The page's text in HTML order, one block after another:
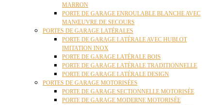
MARRON
PORTE DE GARAGE ENROULABLE BLANCHE AVEC
MANŒUVRE DE SECOURS
PORTES DE GARAGE LATÉRALES
PORTE DE GARAGE LATÉRALE AVEC HUBLOT
IMITATION INOX
PORTE DE GARAGE LATÉRALE BOIS
PORTE DE GARAGE LATÉRALE TRADITIONNELLE
PORTE DE GARAGE LATÉRALE DESIGN
PORTES DE GARAGE MOTORISÉES
PORTE DE GARAGE SECTIONNELLE MOTORISÉE
PORTE DE GARAGE MODERNE MOTORISÉE